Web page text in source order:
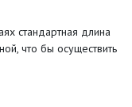
стандартная длина
что бы осуществить